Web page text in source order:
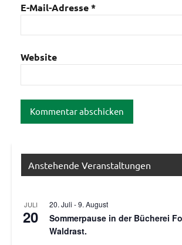
E-Mail-Adresse*
Website
Anstehende Veranstaltungen
JULI
20
20. Juli -9. August
Sommerpause in der Bücherei
Waldrast.